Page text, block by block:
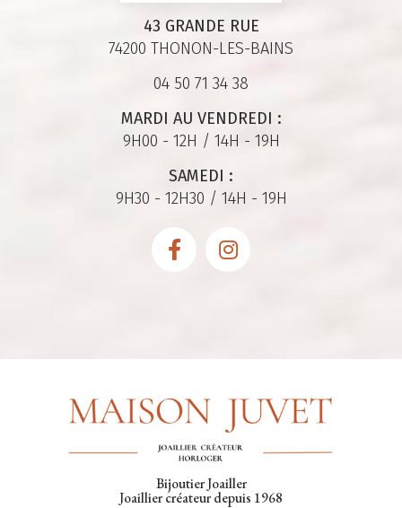
43 GRANDE RUE
74200 THONON-LES-BAINS
04 50 71 34 38
MARDI AU VENDREDI :
9H00 - 12H / 14H - 19H
SAMEDI :
9H30 - 12H30 / 14H - 19H
Bijoutier Joailler
Joaillier créateur depuis 1968